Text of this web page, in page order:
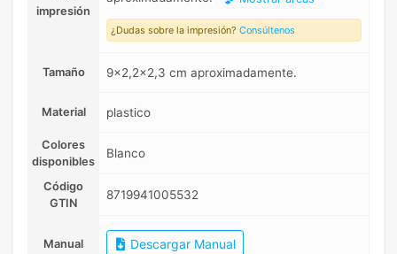
impresión
¿Dudas sobre la impresión? Consúltenos
Tamaño 9x2,2x2,3 cm aproximadamente.
Material plastico
Colores
disponibles
Blanco
Código
GTIN
8719941005532
Manual Descargar Manual